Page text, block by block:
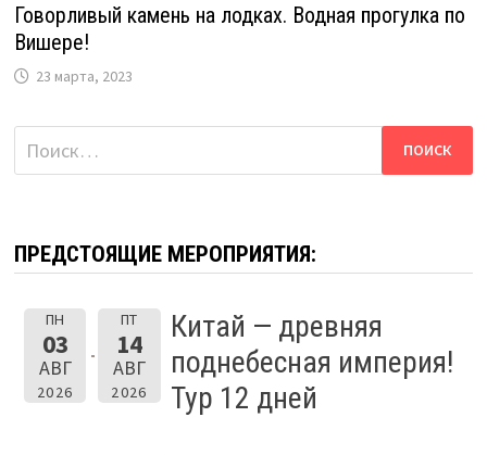
Говорливый камень на лодках. Водная прогулка по
Вишере!
23 марта, 2023
Найти:
ПРЕДСТОЯЩИЕ МЕРОПРИЯТИЯ:
ПН
03
АВГ
2026
ПТ
14
АВГ
2026
Китай — древняя
поднебесная империя!
Тур 12 дней